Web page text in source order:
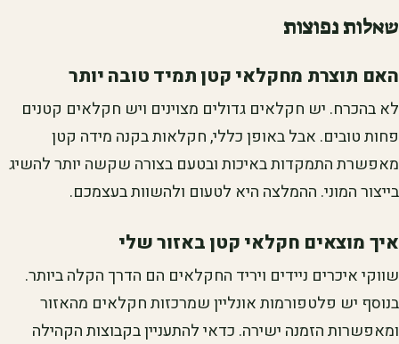
שאלות נפוצות
האם תוצרת מחקלאי קטן תמיד טובה יותר
לא בהכרח. יש חקלאים גדולים מצוינים ויש חקלאים קטנים
פחות טובים. אבל באופן כללי, חקלאות בקנה מידה קטן
מאפשרת התמקדות באיכות ובטעם בצורה שקשה יותר להשיג
בייצור המוני. ההמלצה היא לטעום ולהשוות בעצמכם.
איך מוצאים חקלאי קטן באזור שלי
שווקי איכרים ניידים ויריד החקלאים הם הדרך הקלה ביותר.
בנוסף יש פלטפורמות אונליין שמרכזות חקלאים מהאזור
ומאפשרות הזמנה ישירה. כדאי להתעניין בקבוצות הקהילה